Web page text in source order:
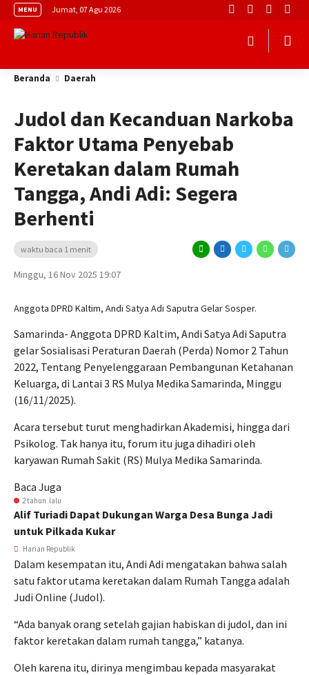
MENU Jumat, 07 Agu 2026
Beranda Daerah
Judol dan Kecanduan Narkoba
Faktor Utama Penyebab
Keretakan dalam Rumah
Tangga, Andi Adi: Segera
Berhenti
waktu baca 1 menit
Minggu, 16 Nov 2025 19:07
Anggota DPRD Kaltim, Andi Satya Adi Saputra Gelar Sosper.
Samarinda- Anggota DPRD Kaltim, Andi Satya Adi Saputra
gelar Sosialisasi Peraturan Daerah (Perda) Nomor 2 Tahun
2022, Tentang Penyelenggaraan Pembangunan Ketahanan
Keluarga, di Lantai 3 RS Mulya Medika Samarinda, Minggu
(16/11/2025).
Acara tersebut turut menghadirkan Akademisi, hingga dari
Psikolog. Tak hanya itu, forum itu juga dihadiri oleh
karyawan Rumah Sakit (RS) Mulya Medika Samarinda.
Baca Juga
2 tahun lalu
Alif Turiadi Dapat Dukungan Warga Desa Bunga Jadi
untuk Pilkada Kukar
Harian Republik
Dalam kesempatan itu, Andi Adi mengatakan bahwa salah
satu faktor utama keretakan dalam Rumah Tangga adalah
Judi Online (Judol).
“Ada banyak orang setelah gajian habiskan di judol, dan ini
faktor keretakan dalam rumah tangga,” katanya.
Oleh karena itu, dirinya mengimbau kepada masyarakat